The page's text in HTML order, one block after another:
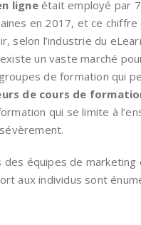
ligneétait employé par
en 2017, et ce
selon l’industrie du
un vaste marché
de formation qui
de cours de
qui se limite à
des équipes de marketing
aux individus sont